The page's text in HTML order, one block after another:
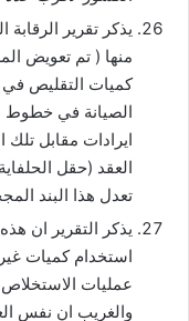
منها ( تم تعويض
كميات التقليص في
الصيانة في خطوط
ايرادات مقابل
تعدل هذا البند
يذكر التقرير ان
استخدام كميات
عمليات الاستخلاص
والغريب ان نفس